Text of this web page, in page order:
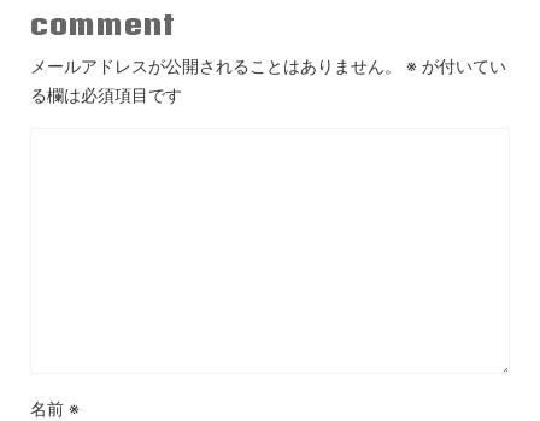
comment
メールアドレスが公開されることはありません。 ※ が付いてい
る欄は必須項目です
名前 ※